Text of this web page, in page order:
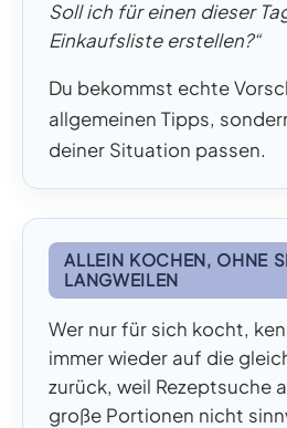
Soll ich für einen dieser
Einkaufsliste erstellen?“
Du bekommst echte
allgemeinen Tipps,
deiner Situation passen.
ALLEIN KOCHEN, OHNE
LANGWEILEN
Wer nur für sich kocht,
immer wieder auf die
zurück, weil Rezeptsuche
große Portionen nicht